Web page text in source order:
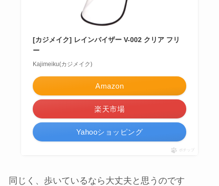
[カジメイク] レインバイザー V-002 クリア フリ
ー
Kajimeiku(カジメイク)
Amazon
楽天市場
Yahooショッピング
ポチップ
同じく、歩いているなら大丈夫と思うのです